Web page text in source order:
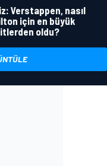
Verstappen, nasıl
için en büyük
oldu?